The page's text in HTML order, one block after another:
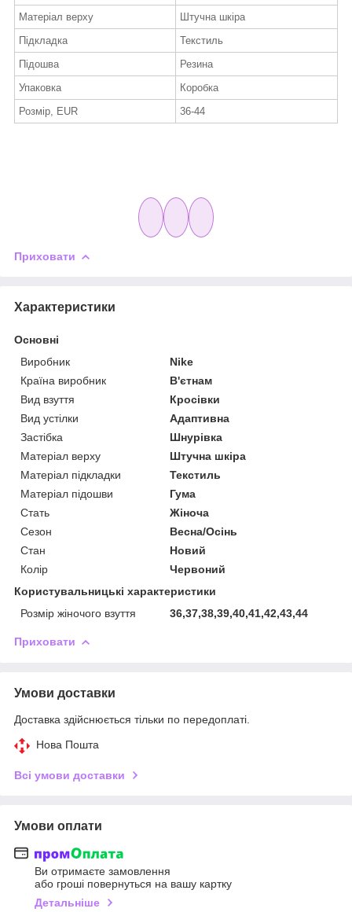
Матеріал верху
Штучна шкіра
Підкладка
Текстиль
Підошва
Резина
Упаковка
Коробка
Розмір, EUR
36-44
Приховати
Характеристики
Основні
Виробник
Nike
Країна виробник
В'єтнам
Вид взуття
Кросівки
Вид устілки
Адаптивна
Застібка
Шнурівка
Матеріал верху
Штучна шкіра
Матеріал підкладки
Текстиль
Матеріал підошви
Гума
Стать
Жіноча
Сезон
Весна/Осінь
Стан
Новий
Колір
Червоний
Користувальницькі характеристики
Розмір жіночого взуття
36,37,38,39,40,41,42,43,44
Приховати
Умови доставки
Доставка здійснюється тільки по передоплаті.
Нова Пошта
Всі умови доставки
Умови оплати
Ви отримаєте замовлення
або гроші повернуться на вашу картку
Детальніше